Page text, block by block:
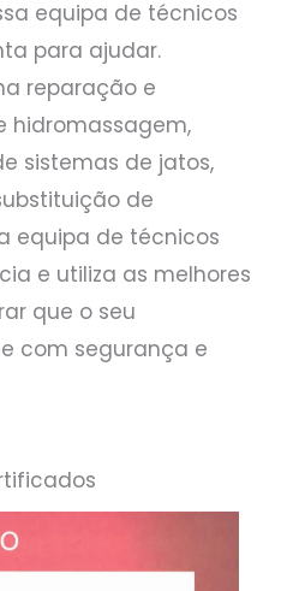
equipa de técnicos
para ajudar.
reparação e
hidromassagem,
sistemas de jatos,
de
equipa de técnicos
e utiliza as melhores
que o seu
com segurança e